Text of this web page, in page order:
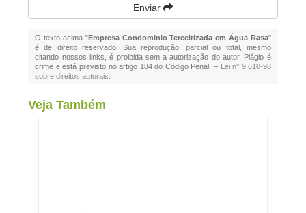
Enviar
O texto acima "Empresa Condominio Terceirizada em Água Rasa"
é de direito reservado. Sua reprodução, parcial ou total, mesmo
citando nossos links, é proibida sem a autorização do autor. Plágio é
crime e está previsto no artigo 184 do Código Penal. – Lei n° 9.610-98
sobre direitos autorais
Veja Também